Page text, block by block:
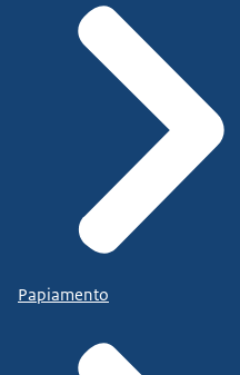
Papiamento